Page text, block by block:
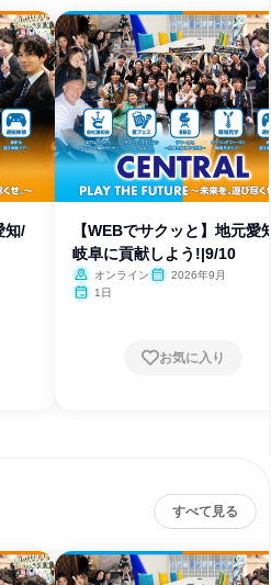
知/
【WEBでサクッと】地元愛
岐阜に貢献しよう!|9/10
オンライン
2026年9月
1日
お気に入り
すべて見る